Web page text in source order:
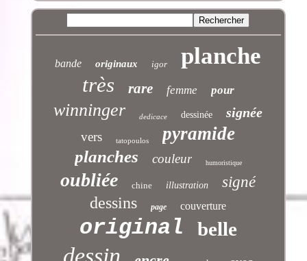
bande originaux igor planche
très rare femme pour
winninger dedicace dessinée signée
vers tatopoulos pyramide
planches couleur humoristique
oubliée chine illustration signé
dessins page couverture
original belle